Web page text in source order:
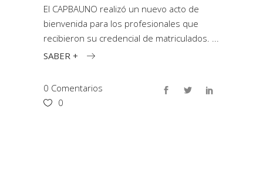
El CAPBAUNO realizó un nuevo acto de
bienvenida para los profesionales que
recibieron su credencial de matriculados.
SABER +
0 Comentarios
0